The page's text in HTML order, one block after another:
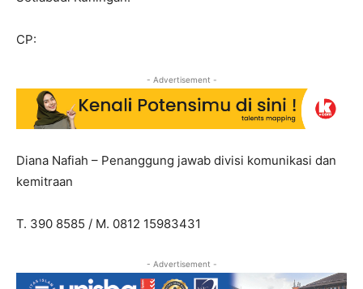
CP:
- Advertisement -
Diana Nafiah – Penanggung jawab divisi komunikasi dan
kemitraan
T. 390 8585 / M. 0812 15983431
- Advertisement -